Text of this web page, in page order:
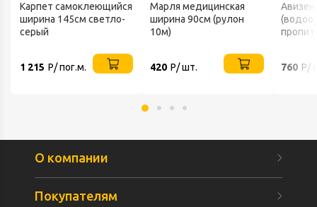
Карпет самоклеющийся
ширина 145см светло-
серый
1 215 Р/ пог.м.
Марля медицинская
ширина 90см (рулон
10м)
420 Р/ шт. 760 Р/
О компании
Покупателям